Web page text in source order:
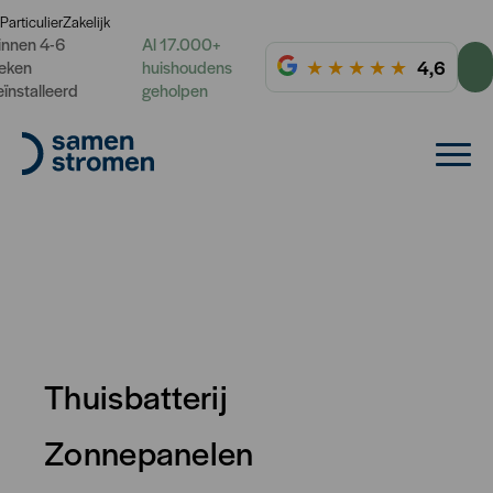
ParticulierZakelijk
4-6
Al 17.000+
huishoudens
geholpen
★ ★ ★ ★ ★ 4,6
Thuisbatterij
Zonnepanelen
Dynamisch energiecontract
Energie voor inkoopprijzen